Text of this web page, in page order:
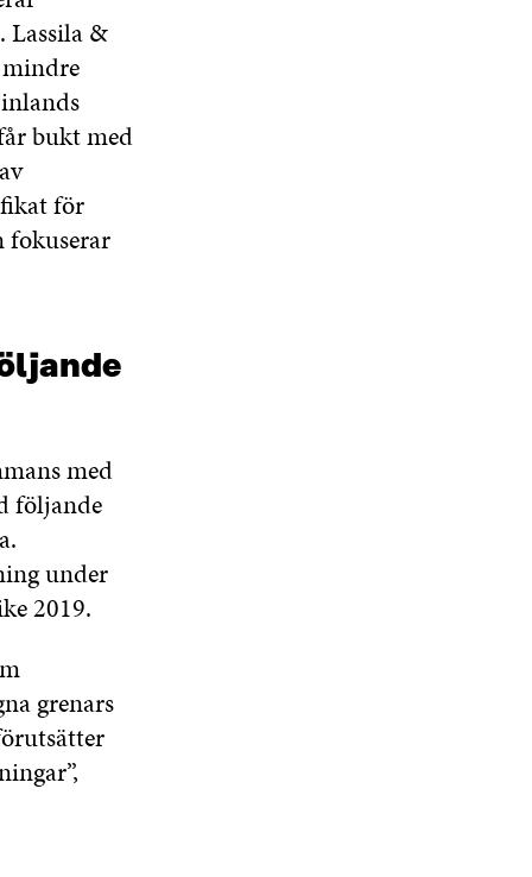
Lassila &
bukt med
för
fokuserar
med
följande
under
2019.
grenars